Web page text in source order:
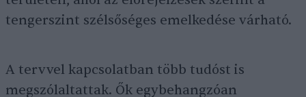
tengerszint szélsőséges emelkedése várható.
A tervvel kapcsolatban több tudóst is
megszólaltattak. Ők egybehangzóan